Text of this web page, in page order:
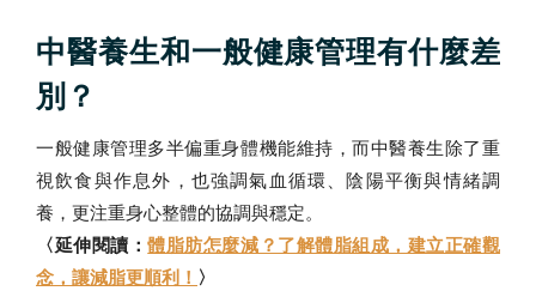
中醫養生和一般健康管理有什麼差
別？
一般健康管理多半偏重身體機能維持，而中醫養生除了重
視飲食與作息外，也強調氣血循環、陰陽平衡與情緒調
養，更注重身心整體的協調與穩定。
〈延伸閱讀：體脂肪怎麼減？了解體脂組成，建立正確觀
念，讓減脂更順利！ 〉